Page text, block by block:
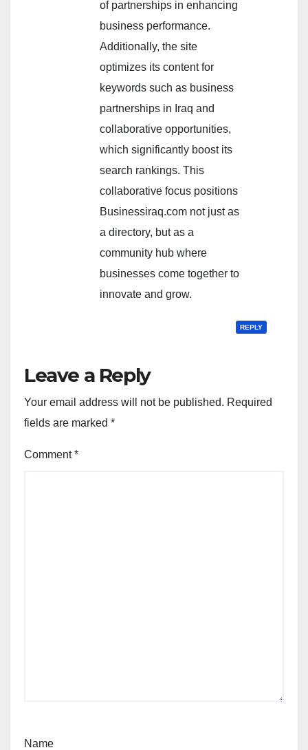
of partnerships in enhancing
business performance.
Additionally, the site
optimizes its content for
keywords such as business
partnerships in Iraq and
collaborative opportunities,
which significantly boost its
search rankings. This
collaborative focus positions
Businessiraq.com not just as
a directory, but as a
community hub where
businesses come together to
innovate and grow.
REPLY
Leave a Reply
Your email address will not be published. Required
fields are marked *
Comment*
Name